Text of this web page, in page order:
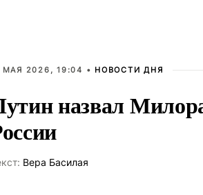
МАЯ 2026, 19:04 • НОВОСТИ ДНЯ
назвал
Вера Басилая